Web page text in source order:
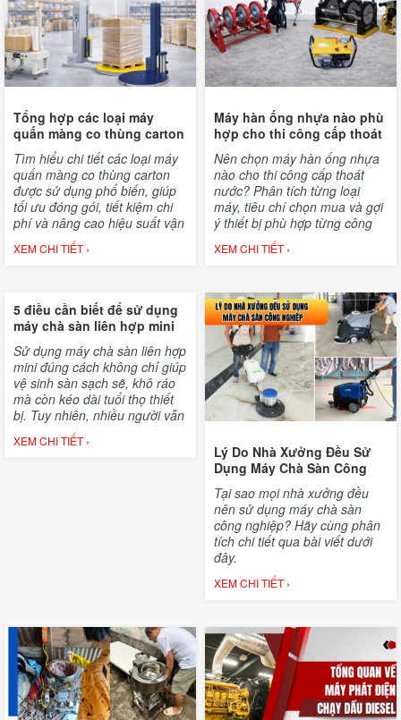
Tổng hợp các loại máy
quấn màng co thùng carton
hay dùng nhất
Tìm hiểu chi tiết các loại máy
quấn màng co thùng carton
được sử dụng phổ biến, giúp
tối ưu đóng gói, tiết kiệm chi
phí và nâng cao hiệu suất vận
XEM CHI TIẾT ›
Máy hàn ống nhựa nào phù
hợp cho thi công cấp thoát
Nên chọn máy hàn ống nhựa
nào cho thi công cấp thoát
nước? Phân tích từng loại
máy, tiêu chí chọn mua và gợi
ý thiết bị phù hợp từng công
XEM CHI TIẾT ›
5 điều cần biết để sử dụng
máy chà sàn liên hợp mini
Sử dụng máy chà sàn liên hợp
mini đúng cách không chỉ giúp
vệ sinh sàn sạch sẽ, khô ráo
mà còn kéo dài tuổi thọ thiết
bị. Tuy nhiên, nhiều người vẫn
chưa biết cách khai thác tối đa
hiệu quả của máy, dẫn đến
XEM CHI TIẾT ›
Lý Do Nhà Xưởng Đều Sử
Dụng Máy Chà Sàn Công
Tại sao mọi nhà xưởng đều
nên sử dụng máy chà sàn
công nghiệp? Hãy cùng phân
tích chi tiết qua bài viết dưới
đây.
XEM CHI TIẾT ›